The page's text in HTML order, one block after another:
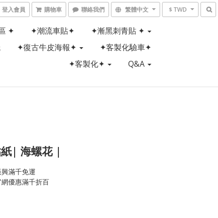
登入會員 購物車 聯絡我們 繁體中文 $ TWD
✦ ✦潮流車貼✦
✦漸黑刺青貼 ✦
✦復古牛皮海報✦
✦客製化驗車✦
✦客製化✦
Q&A
| 海螺花 |
滿千免運
優惠滿千折百